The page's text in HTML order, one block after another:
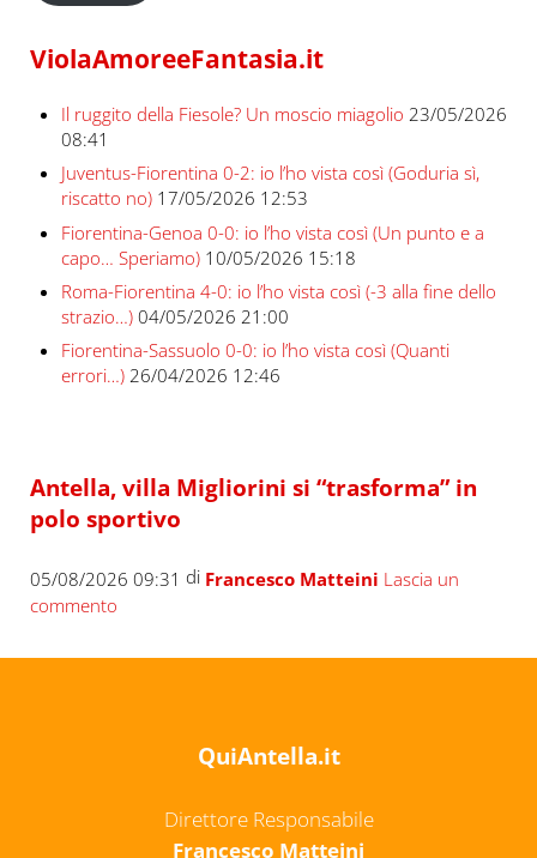
ViolaAmoreeFantasia.it
Il ruggito della Fiesole? Un moscio miagolio 23/05/2026
08:41
Juventus-Fiorentina 0-2: io l’ho vista così (Goduria sì,
riscatto no) 17/05/2026 12:53
Fiorentina-Genoa 0-0: io l’ho vista così (Un punto e a
capo… Speriamo) 10/05/2026 15:18
Roma-Fiorentina 4-0: io l’ho vista così (-3 alla fine dello
strazio…) 04/05/2026 21:00
Fiorentina-Sassuolo 0-0: io l’ho vista così (Quanti
errori…) 26/04/2026 12:46
Antella, villa Migliorini si “trasforma” in
polo sportivo
05/08/2026 09:31 di Francesco Matteini Lascia un
commento
QuiAntella.it
Direttore Responsabile
Francesco Matteini